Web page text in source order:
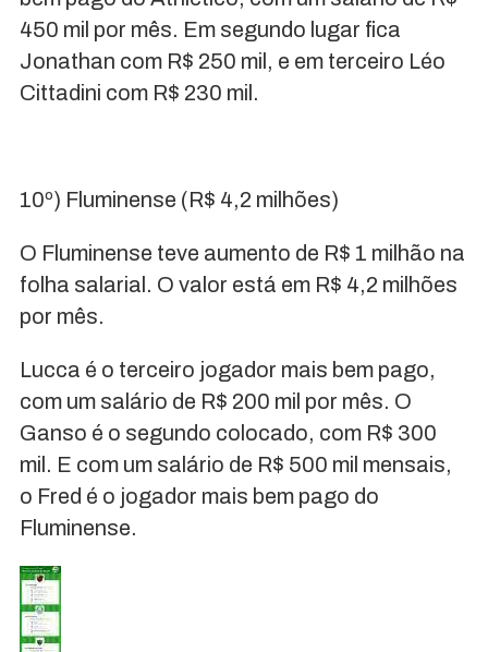
450 mil por mês. Em segundo lugar fica
Jonathan com R$ 250 mil, e em terceiro Léo
Cittadini com R$ 230 mil.
10º) Fluminense (R$ 4,2 milhões)
O Fluminense teve aumento de R$ 1 milhão na
folha salarial. O valor está em R$ 4,2 milhões
por mês.
Lucca é o terceiro jogador mais bem pago,
com um salário de R$ 200 mil por mês. O
Ganso é o segundo colocado, com R$ 300
mil. E com um salário de R$ 500 mil mensais,
o Fred é o jogador mais bem pago do
Fluminense.